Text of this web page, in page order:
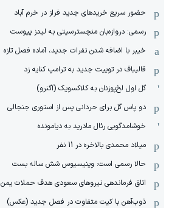
حضور سریع خریدهای جدید فراز در خرم آباد
رسمی: دروازه‌بان منچسترسیتی به لیدز پیوست
خیبر با اضافه شدن نفرات جدید، آماده فصل تازه
قالیباف در توییت جدید به ترامپ کنایه زد
گل اول لخ‌پوزنان به کلاکسویک (آگنرو)
دو پاس گل برای حردانی پس از استوری جنجالی
خوشامدگویی رئال مادرید به دیامونده
میلاد محمدی بالاخره در 11 نفر
حالا رسمی است: وینیسیوس شش ساله بست
اتاق فرماندهی نیروهای سعودی هدف حملات یمن
ذوب‌آهن با کیت متفاوت در فصل جدید (عکس)